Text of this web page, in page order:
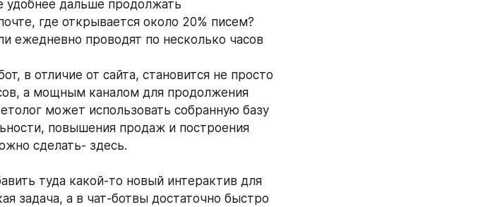
удобнее дальше продолжать
где открывается около 20% писем?
ежедневно проводят по несколько часов
в отличие от сайта, становится не просто
а мощным каналом для продолжения
может использовать собранную базу
повышения продаж и построения
сделать- здесь.
туда какой-то новый интерактив для
задача, а в чат-ботвы достаточно быстро